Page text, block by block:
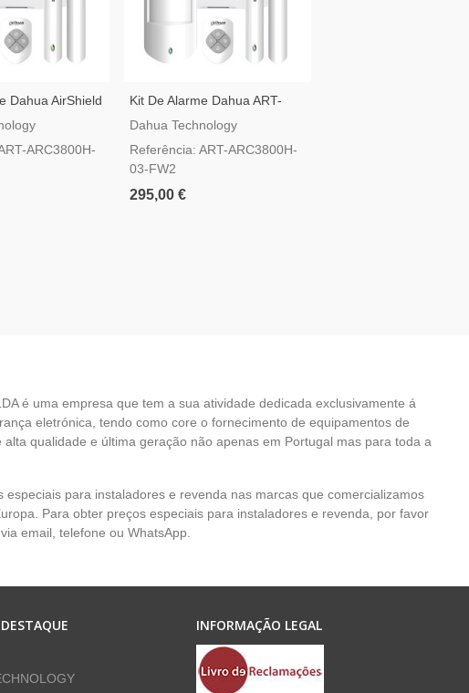
Dahua AirShield
05-FW2
ARC3800H-
Kit De Alarme Dahua ART-
ARC3800H-03-FW2
Dahua Technology
Referência: ART-ARC3800H-
03-FW2
295,00 €
é uma empresa que tem a sua atividade dedicada exclusivamente á
eletrónica, tendo como core o fornecimento de equipamentos de
alta qualidade e última geração não apenas em Portugal mas para toda a
especiais para instaladores e revenda nas marcas que comercializamos
Para obter preços especiais para instaladores e revenda, por favor
email, telefone ou WhatsApp.
INFORMAÇÃO LEGAL